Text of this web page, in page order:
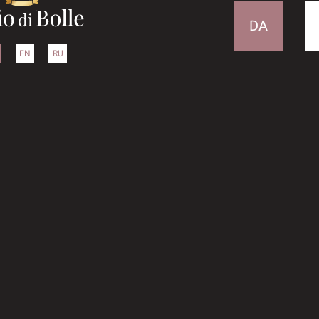
EN RU
DA